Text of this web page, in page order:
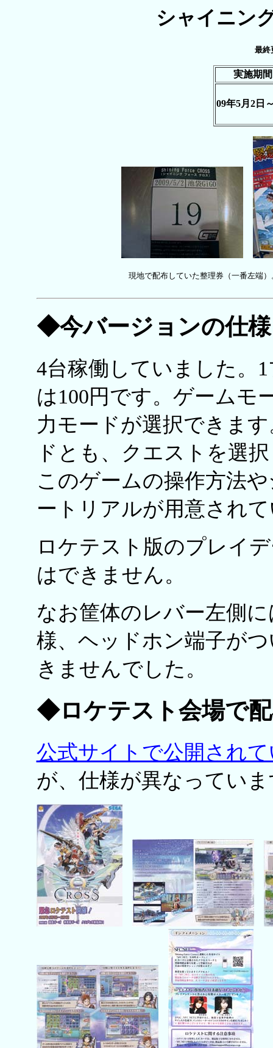
シャイニン
最終
実施期間
09年5月2日
現地で配布していた整理券（一番左端
◆今バージョンの仕
4台稼働していました。
は100円です。ゲームモ
力モードが選択できま
ドとも、クエストを選
このゲームの操作方法
ートリアルが用意され
ロケテスト版のプレイ
はできません。
なお筐体のレバー左側
様、ヘッドホン端子が
きませんでした。
◆ロケテスト会場で
公式サイトで公開され
が、仕様が異なってい